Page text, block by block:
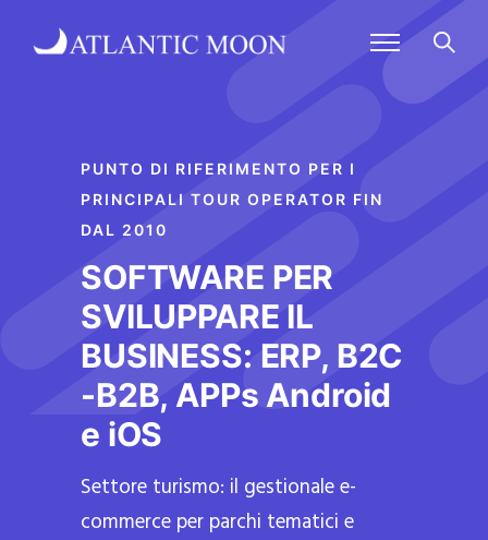
PUNTO DI RIFERIMENTO PER I
PRINCIPALI TOUR OPERATOR FIN
DAL 2010
SOFTWARE PER
SVILUPPARE IL
BUSINESS: ERP, B2C
-B2B, APPs Android
e iOS
Settore turismo: il gestionale e-
commerce per parchi tematici e